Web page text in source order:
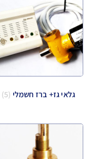
גלאי גז+ ברז חשמלי (5)